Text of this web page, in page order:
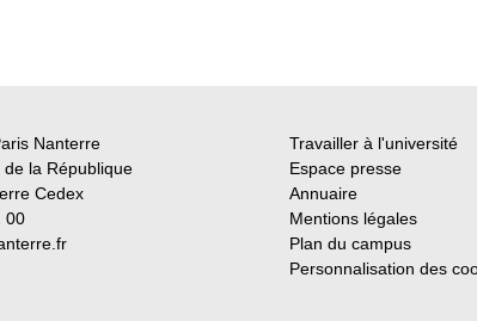
Nanterre
la République
Cedex
00
Travailler à l'université
Espace presse
Annuaire
Mentions légales
Plan du campus
Personnalisation des